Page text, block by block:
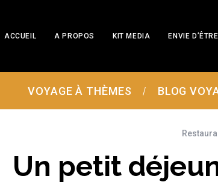
ACCUEIL A PROPOS KIT MEDIA ENVIE
VOYAGE À THÈMES BLOG
Un petit